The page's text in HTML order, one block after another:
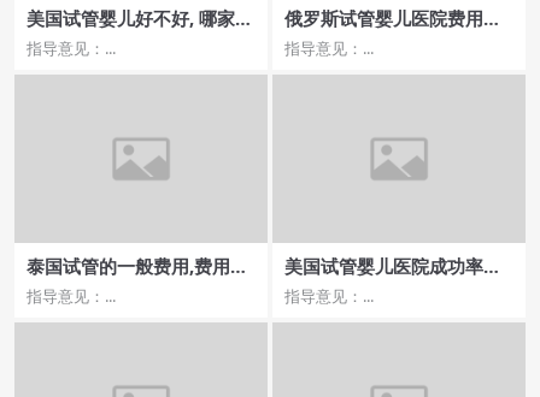
美国试管婴儿好不好, 哪家医
院的成功率最高？
指导意见：...
俄罗斯试管婴儿医院费用明
细，哪家医院更划算？
指导意见：...
泰国试管的一般费用,费用与
成功率的关系？
指导意见：...
美国试管婴儿医院成功率如
何提高
指导意见：...